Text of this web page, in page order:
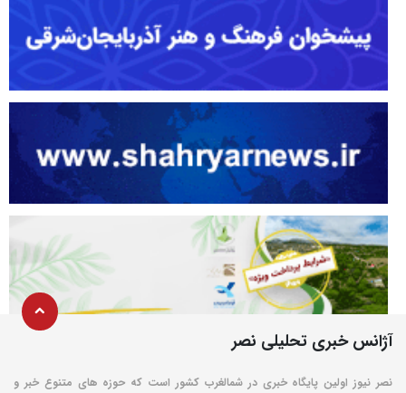
آژانس خبری تحلیلی نصر
نصر نیوز اولین پایگاه خبری در شمالغرب کشور است که حوزه های متنوع خبر و